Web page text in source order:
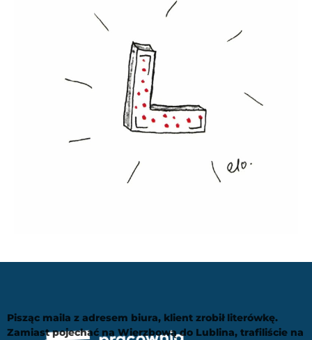
Pisząc maila z adresem biura, klient zrobił literówkę.
Zamiast pojechać na Wierzbową do Lublina, trafiliście na